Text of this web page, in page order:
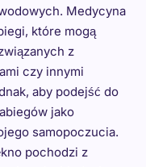
Medycyna
które mogą
z
czy innymi
aby podejść do
jako
samopoczucia.
pochodzi z